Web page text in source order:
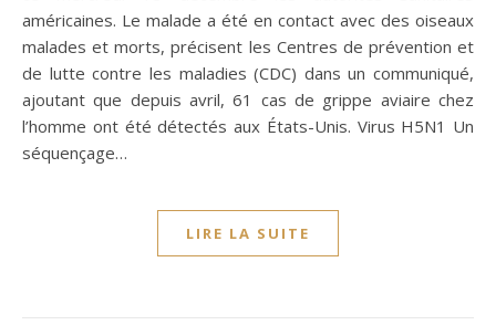
américaines. Le malade a été en contact avec des oiseaux
malades et morts, précisent les Centres de prévention et
de lutte contre les maladies (CDC) dans un communiqué,
ajoutant que depuis avril, 61 cas de grippe aviaire chez
l’homme ont été détectés aux États-Unis. Virus H5N1 Un
séquençage…
LIRE LA SUITE